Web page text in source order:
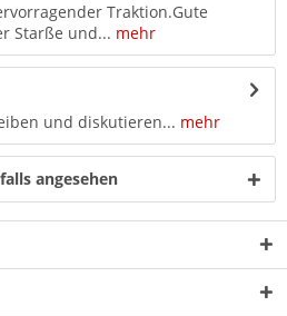
Traktion.Gute
Starße und... mehr
und diskutieren... mehr
angesehen